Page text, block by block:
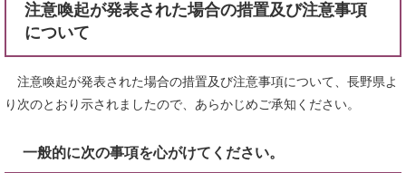
注意喚起が発表された場合の措置及び注意事項
について
注意喚起が発表された場合の措置及び注意事項について、長野県よ
り次のとおり示されましたので、あらかじめご承知ください。
一般的に次の事項を心がけてください。